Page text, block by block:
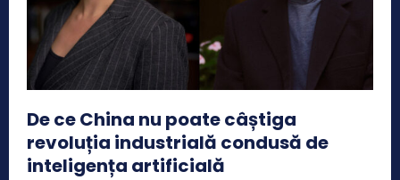
De ce China nu poate câștiga
revoluția industrială condusă de
inteligența artificială